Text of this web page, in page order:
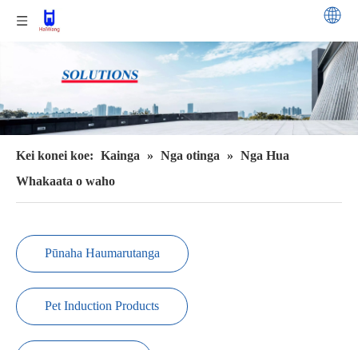
Kei konei koe: Kainga » Nga otinga » Nga Hua
Whakaata o waho
Pūnaha Haumarutanga
Pet Induction Products